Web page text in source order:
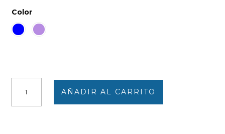
Color
mujer
punto
AÑADIR AL CARRITO